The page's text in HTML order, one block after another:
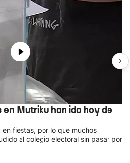
Mutriku han ido hoy de
fiestas, por lo que muchos
al colegio electoral sin pasar por